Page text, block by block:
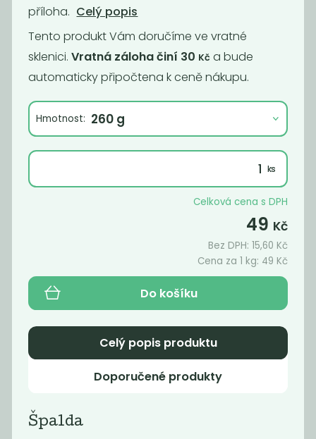
Pohanka
loupaná světlá
145
Pohanka
loupaná hnědá
59
Bulgur hrubý
63Kč/ Kg
Bulgur pšeničný
příloha. Celý popis
Tento produkt Vám doručíme ve vratné
sklenici. Vratná záloha činí 30 Kč a bude
automaticky připočtena k ceně nákupu.
Hmotnost:
Celková cena s DPH
49 Kč
Bez DPH:15,60 Kč
Cena za 1 kg: 49 Kč
Do košíku
Celý popis produktu
Doporučené produkty
Špalda